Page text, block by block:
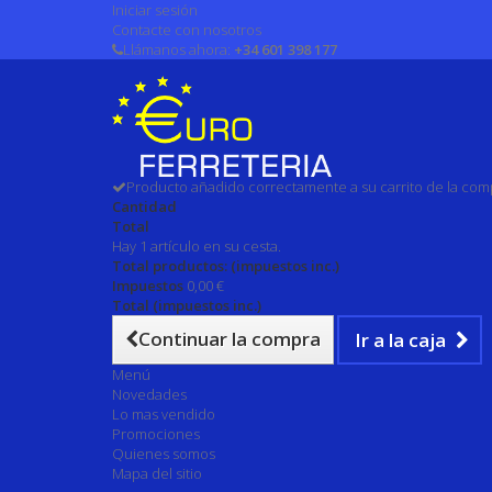
Iniciar sesión
Contacte con nosotros
Llámanos ahora: +34 601 398 177
Producto añadido correctamente a su carrito de la
Cantidad
Total
Hay 1 artículo en su cesta.
Total productos: (impuestos inc.)
Impuestos 0,00 €
Total (impuestos inc.)
Continuar la compra Ir a la caja
Menú
Novedades
Lo mas vendido
Promociones
Quienes somos
Mapa del sitio